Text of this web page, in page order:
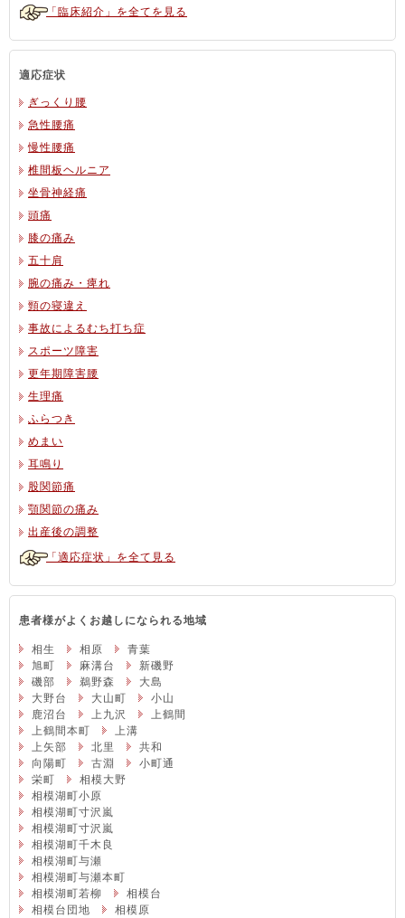
「臨床紹介」を全てを見る
適応症状
ぎっくり腰
急性腰痛
慢性腰痛
椎間板ヘルニア
坐骨神経痛
頭痛
膝の痛み
五十肩
腕の痛み・痺れ
頸の寝違え
事故によるむち打ち症
スポーツ障害
更年期障害腰
生理痛
ふらつき
めまい
耳鳴り
股関節痛
顎関節の痛み
出産後の調整
「適応症状」を全て見る
患者様がよくお越しになられる地域
相生 相原
青葉
旭町
麻溝台
新磯野
磯部
鵜野森
大島
大野台
大山町
小山
鹿沼台
上九沢
上鶴間
上鶴間本町
上溝
上矢部
北里
共和
向陽町
古淵
小町通
栄町
相模大野
相模湖町小原
相模湖町寸沢嵐
相模湖町寸沢嵐
相模湖町千木良
相模湖町与瀬
相模湖町与瀬本町
相模湖町若柳
相模台
相模台団地
相模原